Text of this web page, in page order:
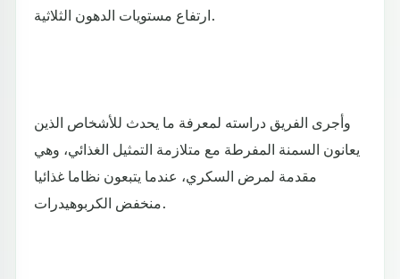
ارتفاع مستويات الدهون الثلاثية.
وأجرى الفريق دراسته لمعرفة ما يحدث للأشخاص الذين
يعانون السمنة المفرطة مع متلازمة التمثيل الغذائي، وهي
مقدمة لمرض السكري، عندما يتبعون نظاما غذائيا
منخفض الكربوهيدرات.